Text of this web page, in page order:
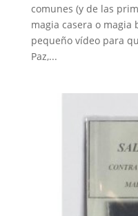
comunes (y de las
magia casera o magia
pequeño vídeo para
Paz,...